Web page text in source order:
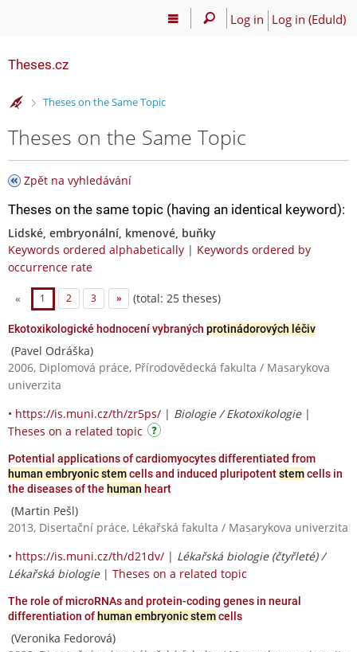
Log in Log in (EduId)
Theses.cz
>
Theses on the Same Topic
Theses on the Same Topic
Zpět na vyhledávání
Theses on the same topic (having an identical keyword):
Lidské, embryonální, kmenové, buňky
Keywords ordered alphabetically | Keywords ordered by
occurrence rate
« 1 2 3 » (total: 25 theses)
Ekotoxikologické hodnocení vybraných protinádorových léčiv
(Pavel Odráška)
2006, Diplomová práce, Přírodovědecká fakulta / Masarykova
univerzita
• https://is.muni.cz/th/zr5ps/ | Biologie / Ekotoxikologie|
Theses on a related topic
Potential applications of cardiomyocytes differentiated from
human embryonic stemcells and induced pluripotentstemcells in
the diseases of the human heart
(Martin Pešl)
2013, Disertační práce, Lékařská fakulta / Masarykova univerzita
• https://is.muni.cz/th/d21dv/ | Lékařská biologie (čtyřleté) /
Lékařská biologie| Theses on a related topic
The role of microRNAs and protein-coding genes in neural
differentiation of human embryonic stemcells
(Veronika Fedorová)